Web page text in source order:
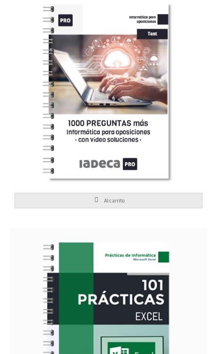
1000 Preguntas de Informática con
Vídeo Solución
35,95€
Al carrito
101 Prácticas de Excel para
Oposiciones
30,00€